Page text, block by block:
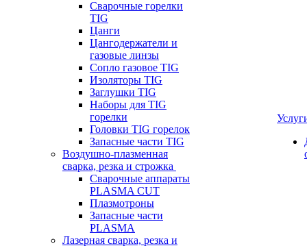
Сварочные горелки
TIG
Цанги
Цангодержатели и
газовые линзы
Сопло газовое TIG
Изоляторы TIG
Заглушки TIG
Наборы для TIG
горелки
Головки TIG горелок
Запасные части TIG
Воздушно-плазменная
сварка, резка и строжка
Сварочные аппараты
PLASMA CUT
Плазмотроны
Запасные части
PLASMA
Лазерная сварка, резка и